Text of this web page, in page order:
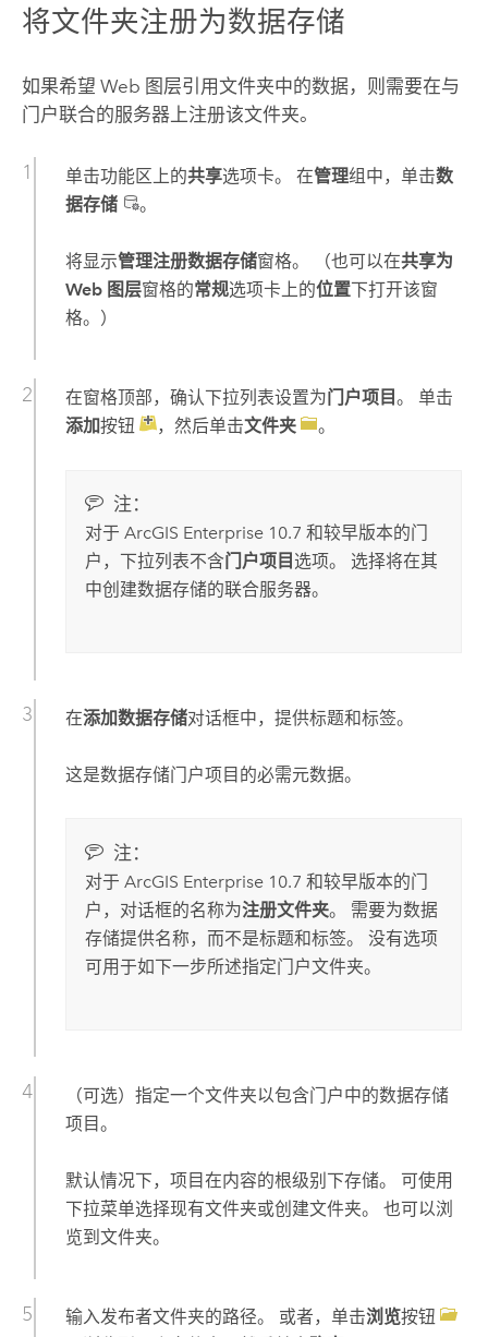
将文件夹注册为数据存储
如果希望 Web 图层引用文件夹中的数据，则需要在与
门户联合的服务器上注册该文件夹。
单击功能区上的共享选项卡。 在管理组中，单击数
据存储
。
将显示管理注册数据存储窗格。 （也可以在共享为
Web 图层窗格的常规选项卡上的位置下打开该窗
格。）
在窗格顶部，确认下拉列表设置为门户项目 。 单击
添加按钮 ，然后单击文件夹 。
注：
对于 ArcGIS Enterprise 10.7 和较早版本的门
户，下拉列表不含门户项目 选项。 选择将在其
中创建数据存储的联合服务器。
在添加数据存储对话框中，提供标题和标签。
这是数据存储门户项目的必需元数据。
注：
对于 ArcGIS Enterprise 10.7 和较早版本的门
户，对话框的名称为注册文件夹。 需要为数据
存储提供名称，而不是标题和标签。 没有选项
可用于如下一步所述指定门户文件夹。
（可选）指定一个文件夹以包含门户中的数据存储
项目。
默认情况下，项目在内容的根级别下存储。 可使用
下拉菜单选择现有文件夹或创建文件夹。 也可以浏
览到文件夹。
输入发布者文件夹的路径。 或者，单击浏览按钮